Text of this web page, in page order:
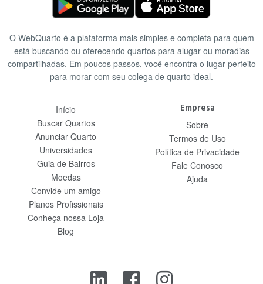
O WebQuarto é a plataforma mais simples e completa para quem
está buscando ou oferecendo quartos para alugar ou moradias
compartilhadas. Em poucos passos, você encontra o lugar perfeito
para morar com seu colega de quarto ideal.
Início
Buscar Quartos
Anunciar Quarto
Universidades
Guia de Bairros
Moedas
Convide um amigo
Planos Profissionais
Conheça nossa Loja
Blog
Empresa
Sobre
Termos de Uso
Política de Privacidade
Fale Conosco
Ajuda